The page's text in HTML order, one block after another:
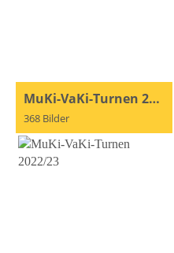
MuKi-VaKi-Turnen 2022/23
368 Bilder